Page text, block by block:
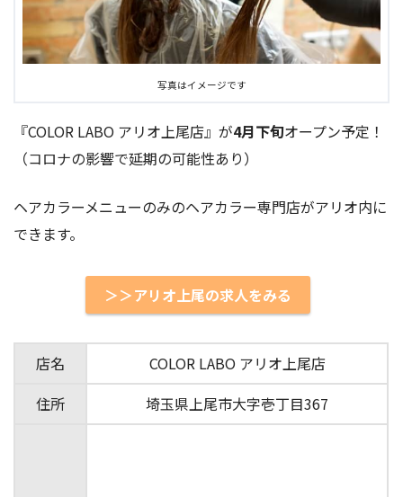
写真はイメージです
『COLOR LABO アリオ上尾店』が4月下旬オープン予定！
（コロナの影響で延期の可能性あり）
ヘアカラーメニューのみのヘアカラー専門店がアリオ内に
できます。
＞＞アリオ上尾の求人をみる
店名
COLOR LABO アリオ上尾店
住所
埼玉県上尾市大字壱丁目367